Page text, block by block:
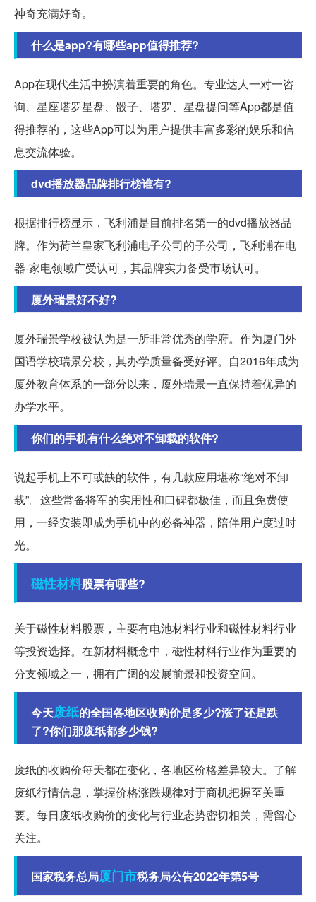
神奇充满好奇。
什么是app?有哪些app值得推荐?
App在现代生活中扮演着重要的角色。专业达人一对一咨
询、星座塔罗星盘、骰子、塔罗、星盘提问等App都是值
得推荐的，这些App可以为用户提供丰富多彩的娱乐和信
息交流体验。
dvd播放器品牌排行榜谁有?
根据排行榜显示，飞利浦是目前排名第一的dvd播放器品
牌。作为荷兰皇家飞利浦电子公司的子公司，飞利浦在电
器-家电领域广受认可，其品牌实力备受市场认可。
厦外瑞景好不好?
厦外瑞景学校被认为是一所非常优秀的学府。作为厦门外
国语学校瑞景分校，其办学质量备受好评。自2016年成为
厦外教育体系的一部分以来，厦外瑞景一直保持着优异的
办学水平。
你们的手机有什么绝对不卸载的软件?
说起手机上不可或缺的软件，有几款应用堪称“绝对不卸
载”。这些常备将军的实用性和口碑都极佳，而且免费使
用，一经安装即成为手机中的必备神器，陪伴用户度过时
光。
磁性材料股票有哪些?
关于磁性材料股票，主要有电池材料行业和磁性材料行业
等投资选择。在新材料概念中，磁性材料行业作为重要的
分支领域之一，拥有广阔的发展前景和投资空间。
今天废纸的全国各地区收购价是多少?涨了还是跌
了?你们那废纸都多少钱?
废纸的收购价每天都在变化，各地区价格差异较大。了解
废纸行情信息，掌握价格涨跌规律对于商机把握至关重
要。每日废纸收购价的变化与行业态势密切相关，需留心
关注。
国家税务总局厦门市税务局公告2022年第5号